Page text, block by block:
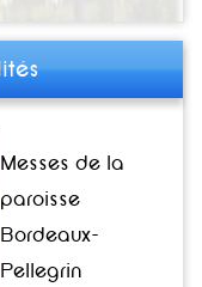
Messes de la
paroisse
Bordeaux-
Pellegrin